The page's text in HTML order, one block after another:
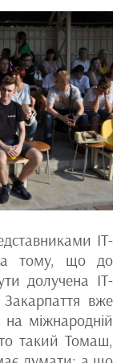
IT-
тому, що до
долучена IT-
вже
на міжнародній
такий Томаш,